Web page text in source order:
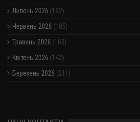
Липень 2026 (132)
Червень 2026 (105)
Травень 2026 (163)
Квітень 2026 (142)
Березень 2026 (211)